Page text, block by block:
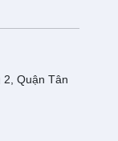
Quận Tân